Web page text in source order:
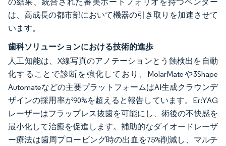
は、高成長の都市部において機器の引き取りを加速させて
います。
歯科ソリューションにおける技術的進歩
人工知能は、X線写真のアノテーションとう蝕検出を自動
化することで診断を強化しており、MolarMateや3Shape
Automateなどの主要プラットフォームはAI生成クラウンデ
ザインの採用率が90%を超えると報告しています。Er:YAG
レーザーはフラップレス抜歯を可能にし、術後の不快感を
最小化して治癒を促進します。補助的なダイオードレーザ
ー療法は歯周プロービング時の出血を75%削減し、マルチ